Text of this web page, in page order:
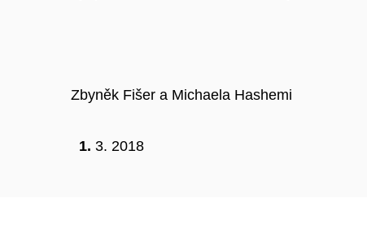
Zbyněk Fišer a Michaela Hashemi
3. 2018